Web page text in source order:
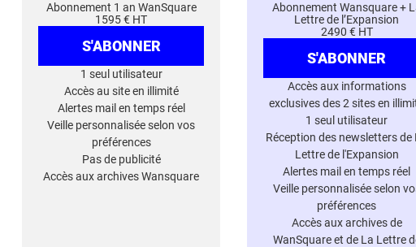
Abonnement 1 an WanSquare
1595 € HT
S'ABONNER
1 seul utilisateur
Accès au site en illimité
Alertes mail en temps réel
Veille personnalisée selon vos
préférences
Pas de publicité
Accès aux archives Wansquare
Abonnement Wansquare +
Lettre de l’Expansion
2490 € HT
S'ABONNER
Accès aux informations
exclusives des 2 sites en
1 seul utilisateur
Réception des newsletters de
Lettre de l'Expansion
Alertes mail en temps réel
Veille personnalisée selon
préférences
Accès aux archives de
WanSquare et de La Lettre